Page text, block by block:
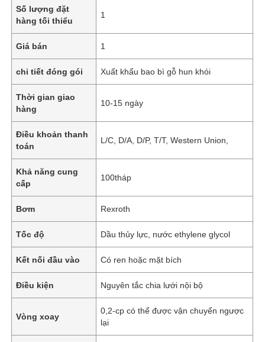
Số lượng đặt
hàng tối thiểu
1
Giá bán 1
chi tiết đóng gói Xuất khẩu bao bì gỗ hun khói
Thời gian giao
hàng
10-15 ngày
Điều khoản thanh
toán
L/C, D/A, D/P, T/T, Western Union,
Khả năng cung
cấp
100tháp
Bơm Rexroth
Tốc độ Dầu thủy lực, nước ethylene glycol
Kết nối đầu vào Có ren hoặc mặt bích
Điều kiện Nguyên tắc chia lưới nội bộ
Vòng xoay
0,2-cp có thể được vận chuyển ngược
lại